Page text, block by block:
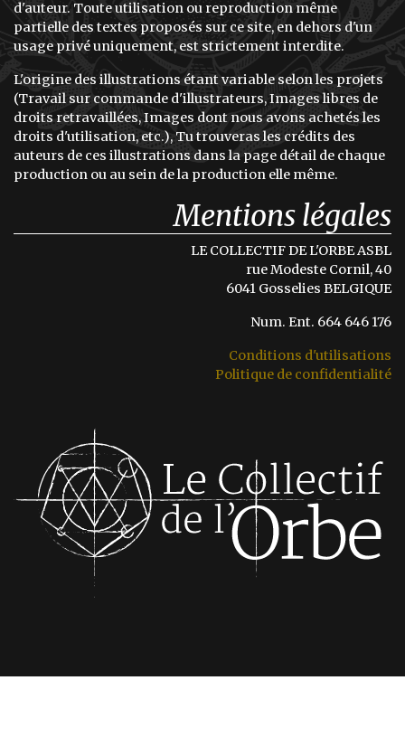
d'auteur. Toute utilisation ou reproduction même
partielle des textes proposés sur ce site, en dehors d'un
usage privé uniquement, est strictement interdite.
L'origine des illustrations étant variable selon les projets
(Travail sur commande d'illustrateurs, Images libres de
droits retravaillées, Images dont nous avons achetés les
droits d'utilisation, etc.), Tu trouveras les crédits des
auteurs de ces illustrations dans la page détail de chaque
production ou au sein de la production elle même.
Mentions légales
LE COLLECTIF DE L'ORBE ASBL
rue Modeste Cornil, 40
6041 Gosselies BELGIQUE
Num. Ent. 664 646 176
Conditions d'utilisations
Politique de confidentialité